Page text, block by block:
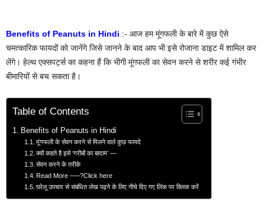
Benefits of Peanuts in Hindi :- आज हम मूंगफली के बारे में कुछ ऐसे
चमत्कारिक फायदों को जानेंगे जिसे जानने के बाद आप भी इसे रोजाना डाइट में शामिल कर
लेंगे। हेल्थ एक्सपर्ट्स का कहना हैं कि भीगी मूंगफली का सेवन करने से शरीर कई गंभीर
बीमारियों से बच सकता है।
Table of Contents
Benefits of Peanuts in Hindi
मूंगफली के सेवन करने से मिलने वाले कुछ फायदे
क्यों कहते है इसे ‘गरीबों का बादाम’ —
सेवन करने के तरीके
Read More —–?Click here
घरेलू उपचार से संबंधित लेख पढ़ने के लिए नीचे दिए गए लिंक पर क्लिक करें